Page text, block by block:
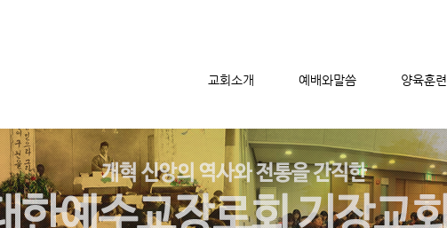
교회소개 예배와말씀 양육훈련
메뉴 건너뛰기